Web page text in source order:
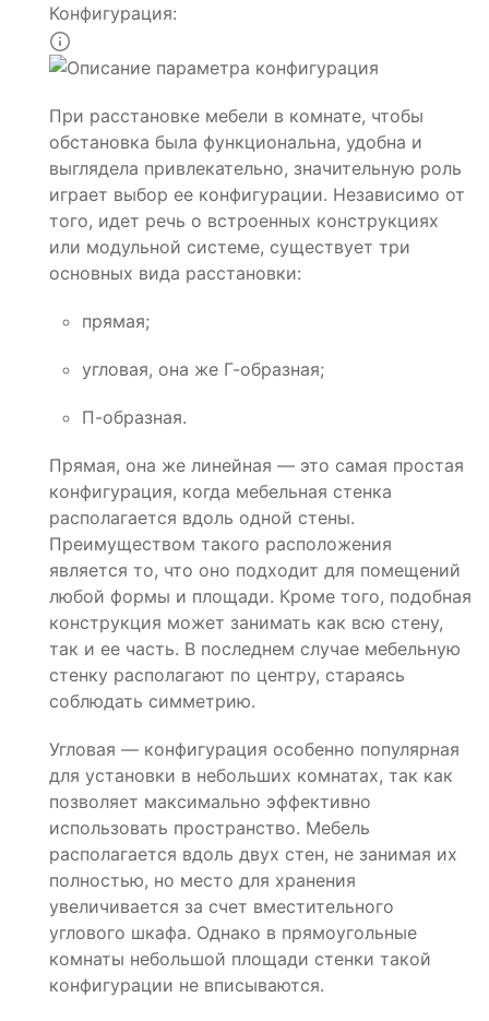
Конфигурация:
При расстановке мебели в комнате, чтобы
обстановка была функциональна, удобна и
выглядела привлекательно, значительную роль
играет выбор ее конфигурации. Независимо от
того, идет речь о встроенных конструкциях
или модульной системе, существует три
основных вида расстановки:
прямая;
угловая, она же Г-образная;
П-образная.
Прямая, она же линейная — это самая простая
конфигурация, когда мебельная стенка
располагается вдоль одной стены.
Преимуществом такого расположения
является то, что оно подходит для помещений
любой формы и площади. Кроме того, подобная
конструкция может занимать как всю стену,
так и ее часть. В последнем случае мебельную
стенку располагают по центру, стараясь
соблюдать симметрию.
Угловая — конфигурация особенно популярная
для установки в небольших комнатах, так как
позволяет максимально эффективно
использовать пространство. Мебель
располагается вдоль двух стен, не занимая их
полностью, но место для хранения
увеличивается за счет вместительного
углового шкафа. Однако в прямоугольные
комнаты небольшой площади стенки такой
конфигурации не вписываются.